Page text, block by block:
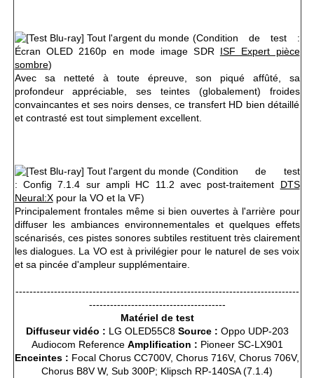
(Condition de test :
Écran OLED 2160p en mode image SDR ISF Expert pièce
sombre)
Avec sa netteté à toute épreuve, son piqué affûté, sa
profondeur appréciable, ses teintes (globalement) froides
convaincantes et ses noirs denses, ce transfert HD bien détaillé
et contrasté est tout simplement excellent.
(Condition de test
: Config 7.1.4 sur ampli HC 11.2 avec post-traitement DTS
Neural:Xpour la VO et la VF)
Principalement frontales même si bien ouvertes à l'arrière pour
diffuser les ambiances environnementales et quelques effets
scénarisés, ces pistes sonores subtiles restituent très clairement
les dialogues. La VO est à privilégier pour le naturel de ses voix
et sa pincée d'ampleur supplémentaire.
---------------------------------------------------------------------------------
---------------------------------------
Matériel de test
Diffuseur vidéo : LG OLED55C8 Source : Oppo UDP-203
Audiocom Reference Amplification : Pioneer SC-LX901
Enceintes : Focal Chorus CC700V, Chorus 716V, Chorus 706V,
Chorus B8V W, Sub 300P; Klipsch RP-140SA (7.1.4)